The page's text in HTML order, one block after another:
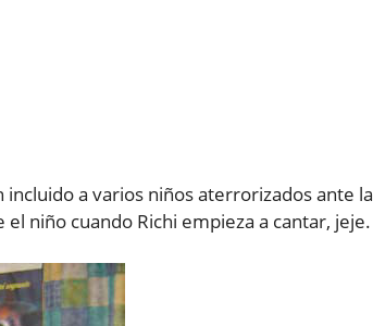
a varios niños aterrorizados ante la
niño cuando Richi empieza a cantar, jeje.